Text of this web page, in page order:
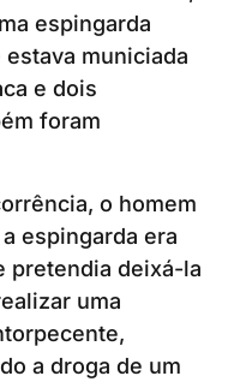
espingarda
municiada
e dois
foram
o homem
espingarda era
pretendia deixá-la
uma
a droga de um